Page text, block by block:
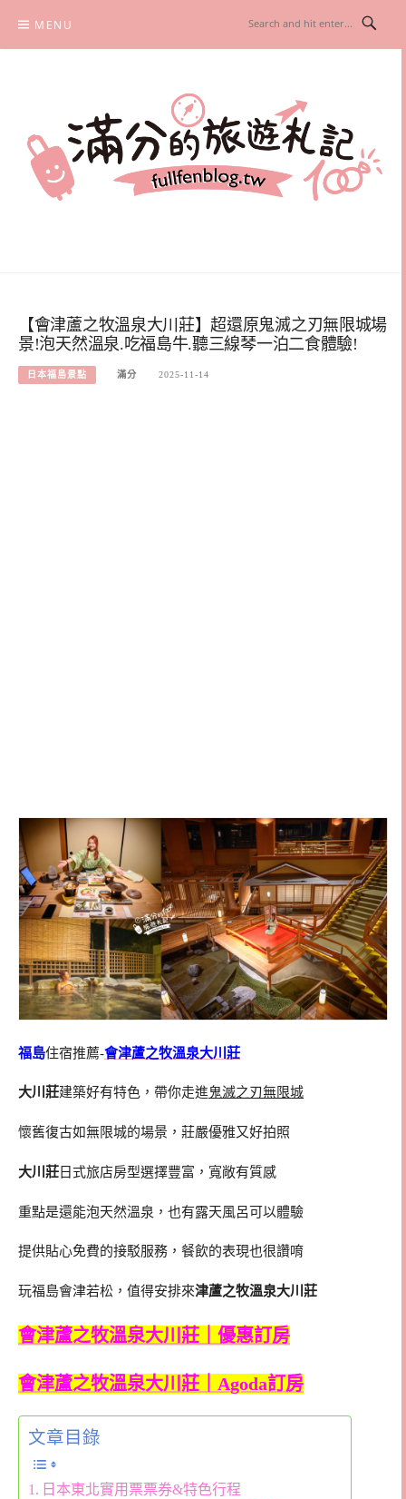
content
MENU
【會津蘆之牧溫泉大川莊】超還原鬼滅之刃無限城場
景!泡天然溫泉.吃福島牛.聽三線琴一泊二食體驗!
日本福島景點 滿分 2025-11-14
福島住宿推薦-會津蘆之牧溫泉大川莊
大川莊建築好有特色，帶你走進鬼滅之刃無限城
懷舊復古如無限城的場景，莊嚴優雅又好拍照
大川莊日式旅店房型選擇豐富，寬敞有質感
重點是還能泡天然溫泉，也有露天風呂可以體驗
提供貼心免費的接駁服務，餐飲的表現也很讚唷
玩福島會津若松，值得安排來津蘆之牧溫泉大川莊
會津蘆之牧溫泉大川莊｜優惠訂房
會津蘆之牧溫泉大川莊｜Agoda訂房
文章目錄
日本東北實用票票券&特色行程